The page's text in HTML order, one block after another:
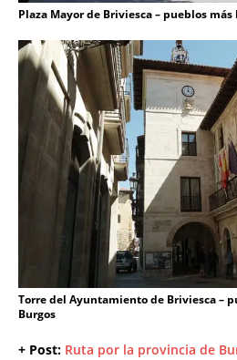
Plaza Mayor de Briviesca – pueblos
Torre del Ayuntamiento de Briviesca –
Burgos
+ Post: Ruta por la provincia de